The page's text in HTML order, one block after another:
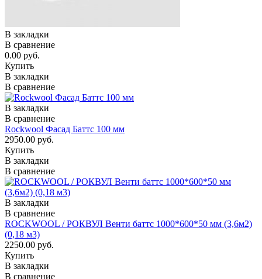
В закладки
В сравнение
0.00 руб.
Купить
В закладки
В сравнение
В закладки
В сравнение
Rockwool Фасад Баттс 100 мм
2950.00 руб.
Купить
В закладки
В сравнение
В закладки
В сравнение
ROCKWOOL / РОКВУЛ Венти баттс 1000*600*50 мм (3,6м2)
(0,18 м3)
2250.00 руб.
Купить
В закладки
В сравнение